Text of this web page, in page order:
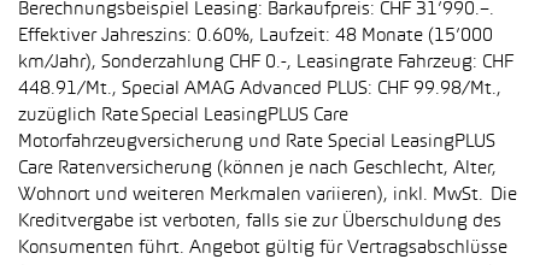
Berechnungsbeispiel Leasing: Barkaufpreis: CHF 31’990.–.
Effektiver Jahreszins: 0.60%, Laufzeit: 48 Monate (15’000
km/Jahr), Sonderzahlung CHF 0.-, Leasingrate Fahrzeug: CHF
448.91/Mt., Special AMAG Advanced PLUS: CHF 99.98/Mt.,
zuzüglich Rate Special LeasingPLUS Care
Motorfahrzeugversicherung und Rate Special LeasingPLUS
Care Ratenversicherung (können je nach Geschlecht, Alter,
Wohnort und weiteren Merkmalen variieren), inkl. MwSt. Die
Kreditvergabe ist verboten, falls sie zur Überschuldung des
Konsumenten führt. Angebot gültig für Vertragsabschlüsse